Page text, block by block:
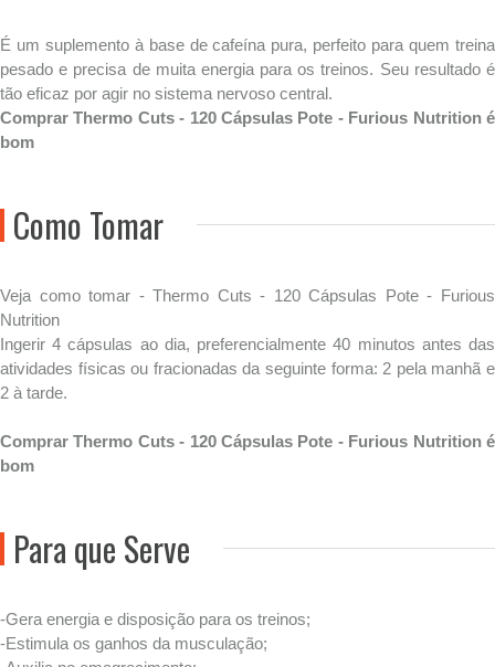
É um suplemento à base de cafeína pura, perfeito para quem treina
pesado e precisa de muita energia para os treinos. Seu resultado é
tão eficaz por agir no sistema nervoso central.
Comprar Thermo Cuts - 120 Cápsulas Pote - Furious Nutrition é
bom
Como Tomar
Veja como tomar - Thermo Cuts - 120 Cápsulas Pote - Furious
Nutrition
Ingerir 4 cápsulas ao dia, preferencialmente 40 minutos antes das
atividades físicas ou fracionadas da seguinte forma: 2 pela manhã e
2 à tarde.
Comprar Thermo Cuts - 120 Cápsulas Pote - Furious Nutrition é
bom
Para que Serve
-Gera energia e disposição para os treinos;
-Estimula os ganhos da musculação;